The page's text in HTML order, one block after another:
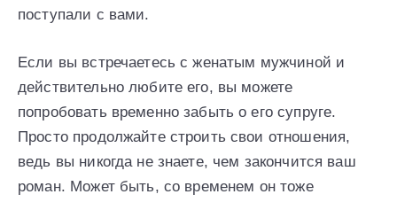
поступали с вами.
Если вы встречаетесь с женатым мужчиной и
действительно любите его, вы можете
попробовать временно забыть о его супруге.
Просто продолжайте строить свои отношения,
ведь вы никогда не знаете, чем закончится ваш
роман. Может быть, со временем он тоже